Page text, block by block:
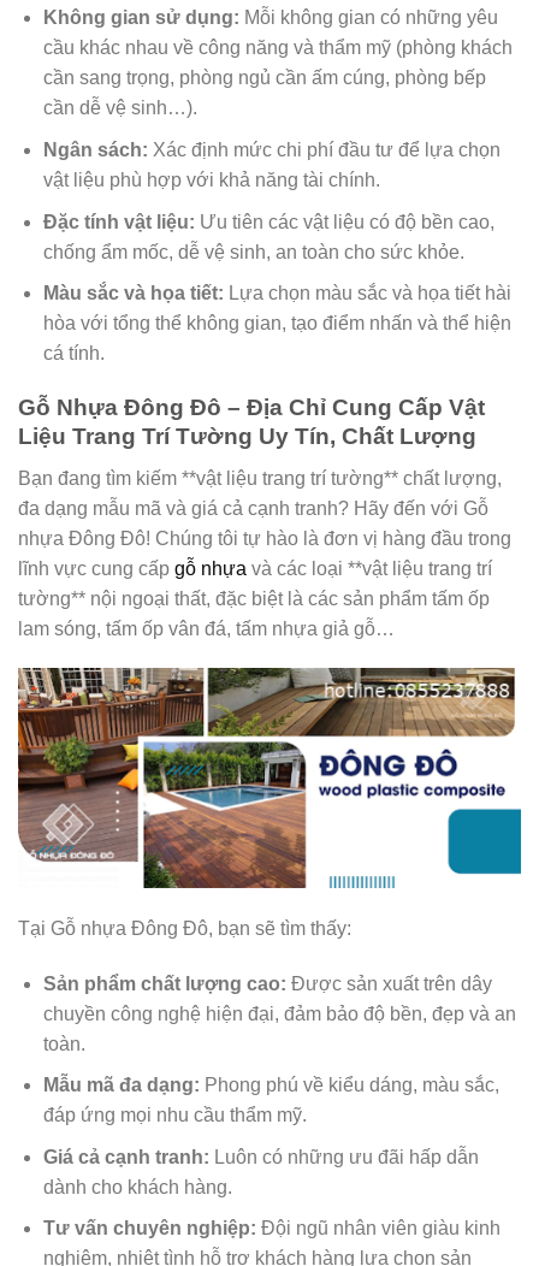
Không gian sử dụng: Mỗi không gian có những yêu
cầu khác nhau về công năng và thẩm mỹ (phòng khách
cần sang trọng, phòng ngủ cần ấm cúng, phòng bếp
cần dễ vệ sinh…).
Ngân sách: Xác định mức chi phí đầu tư để lựa chọn
vật liệu phù hợp với khả năng tài chính.
Đặc tính vật liệu: Ưu tiên các vật liệu có độ bền cao,
chống ẩm mốc, dễ vệ sinh, an toàn cho sức khỏe.
Màu sắc và họa tiết: Lựa chọn màu sắc và họa tiết hài
hòa với tổng thể không gian, tạo điểm nhấn và thể hiện
cá tính.
Gỗ Nhựa Đông Đô – Địa Chỉ Cung Cấp Vật
Liệu Trang Trí Tường Uy Tín, Chất Lượng
Bạn đang tìm kiếm **vật liệu trang trí tường** chất lượng,
đa dạng mẫu mã và giá cả cạnh tranh? Hãy đến với Gỗ
nhựa Đông Đô! Chúng tôi tự hào là đơn vị hàng đầu trong
lĩnh vực cung cấp gỗ nhựa và các loại **vật liệu trang trí
tường** nội ngoại thất, đặc biệt là các sản phẩm tấm ốp
lam sóng, tấm ốp vân đá, tấm nhựa giả gỗ…
Tại Gỗ nhựa Đông Đô, bạn sẽ tìm thấy:
Sản phẩm chất lượng cao: Được sản xuất trên dây
chuyền công nghệ hiện đại, đảm bảo độ bền, đẹp và an
toàn.
Mẫu mã đa dạng: Phong phú về kiểu dáng, màu sắc,
đáp ứng mọi nhu cầu thẩm mỹ.
Giá cả cạnh tranh: Luôn có những ưu đãi hấp dẫn
dành cho khách hàng.
Tư vấn chuyên nghiệp: Đội ngũ nhân viên giàu kinh
nghiệm, nhiệt tình hỗ trợ khách hàng lựa chọn sản